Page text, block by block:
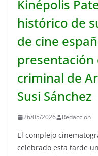
Kinépolis
histórico de
de cine
presentación
criminal de
Susi Sánchez
26/05/2026 Redaccion
El complejo
celebrado esta tarde